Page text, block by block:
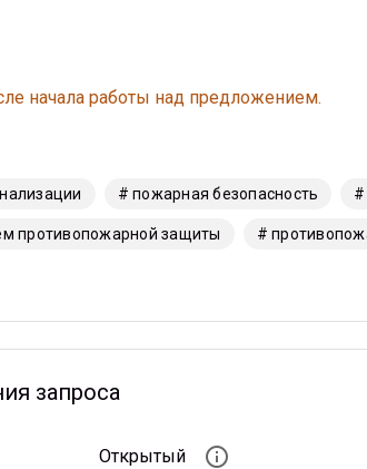
начала работы над предложением.
# пожарная безопасность #
противопожарной защиты #
запроса
Открытый info_outline